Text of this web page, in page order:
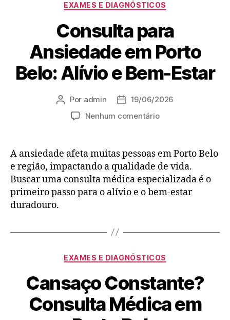
EXAMES E DIAGNÓSTICOS
Consulta para
Ansiedade em Porto
Belo: Alívio e Bem-Estar
Por admin
19/06/2026
Nenhum comentário
A ansiedade afeta muitas pessoas em Porto Belo
e região, impactando a qualidade de vida.
Buscar uma consulta médica especializada é o
primeiro passo para o alívio e o bem-estar
duradouro.
EXAMES E DIAGNÓSTICOS
Cansaço Constante?
Consulta Médica em